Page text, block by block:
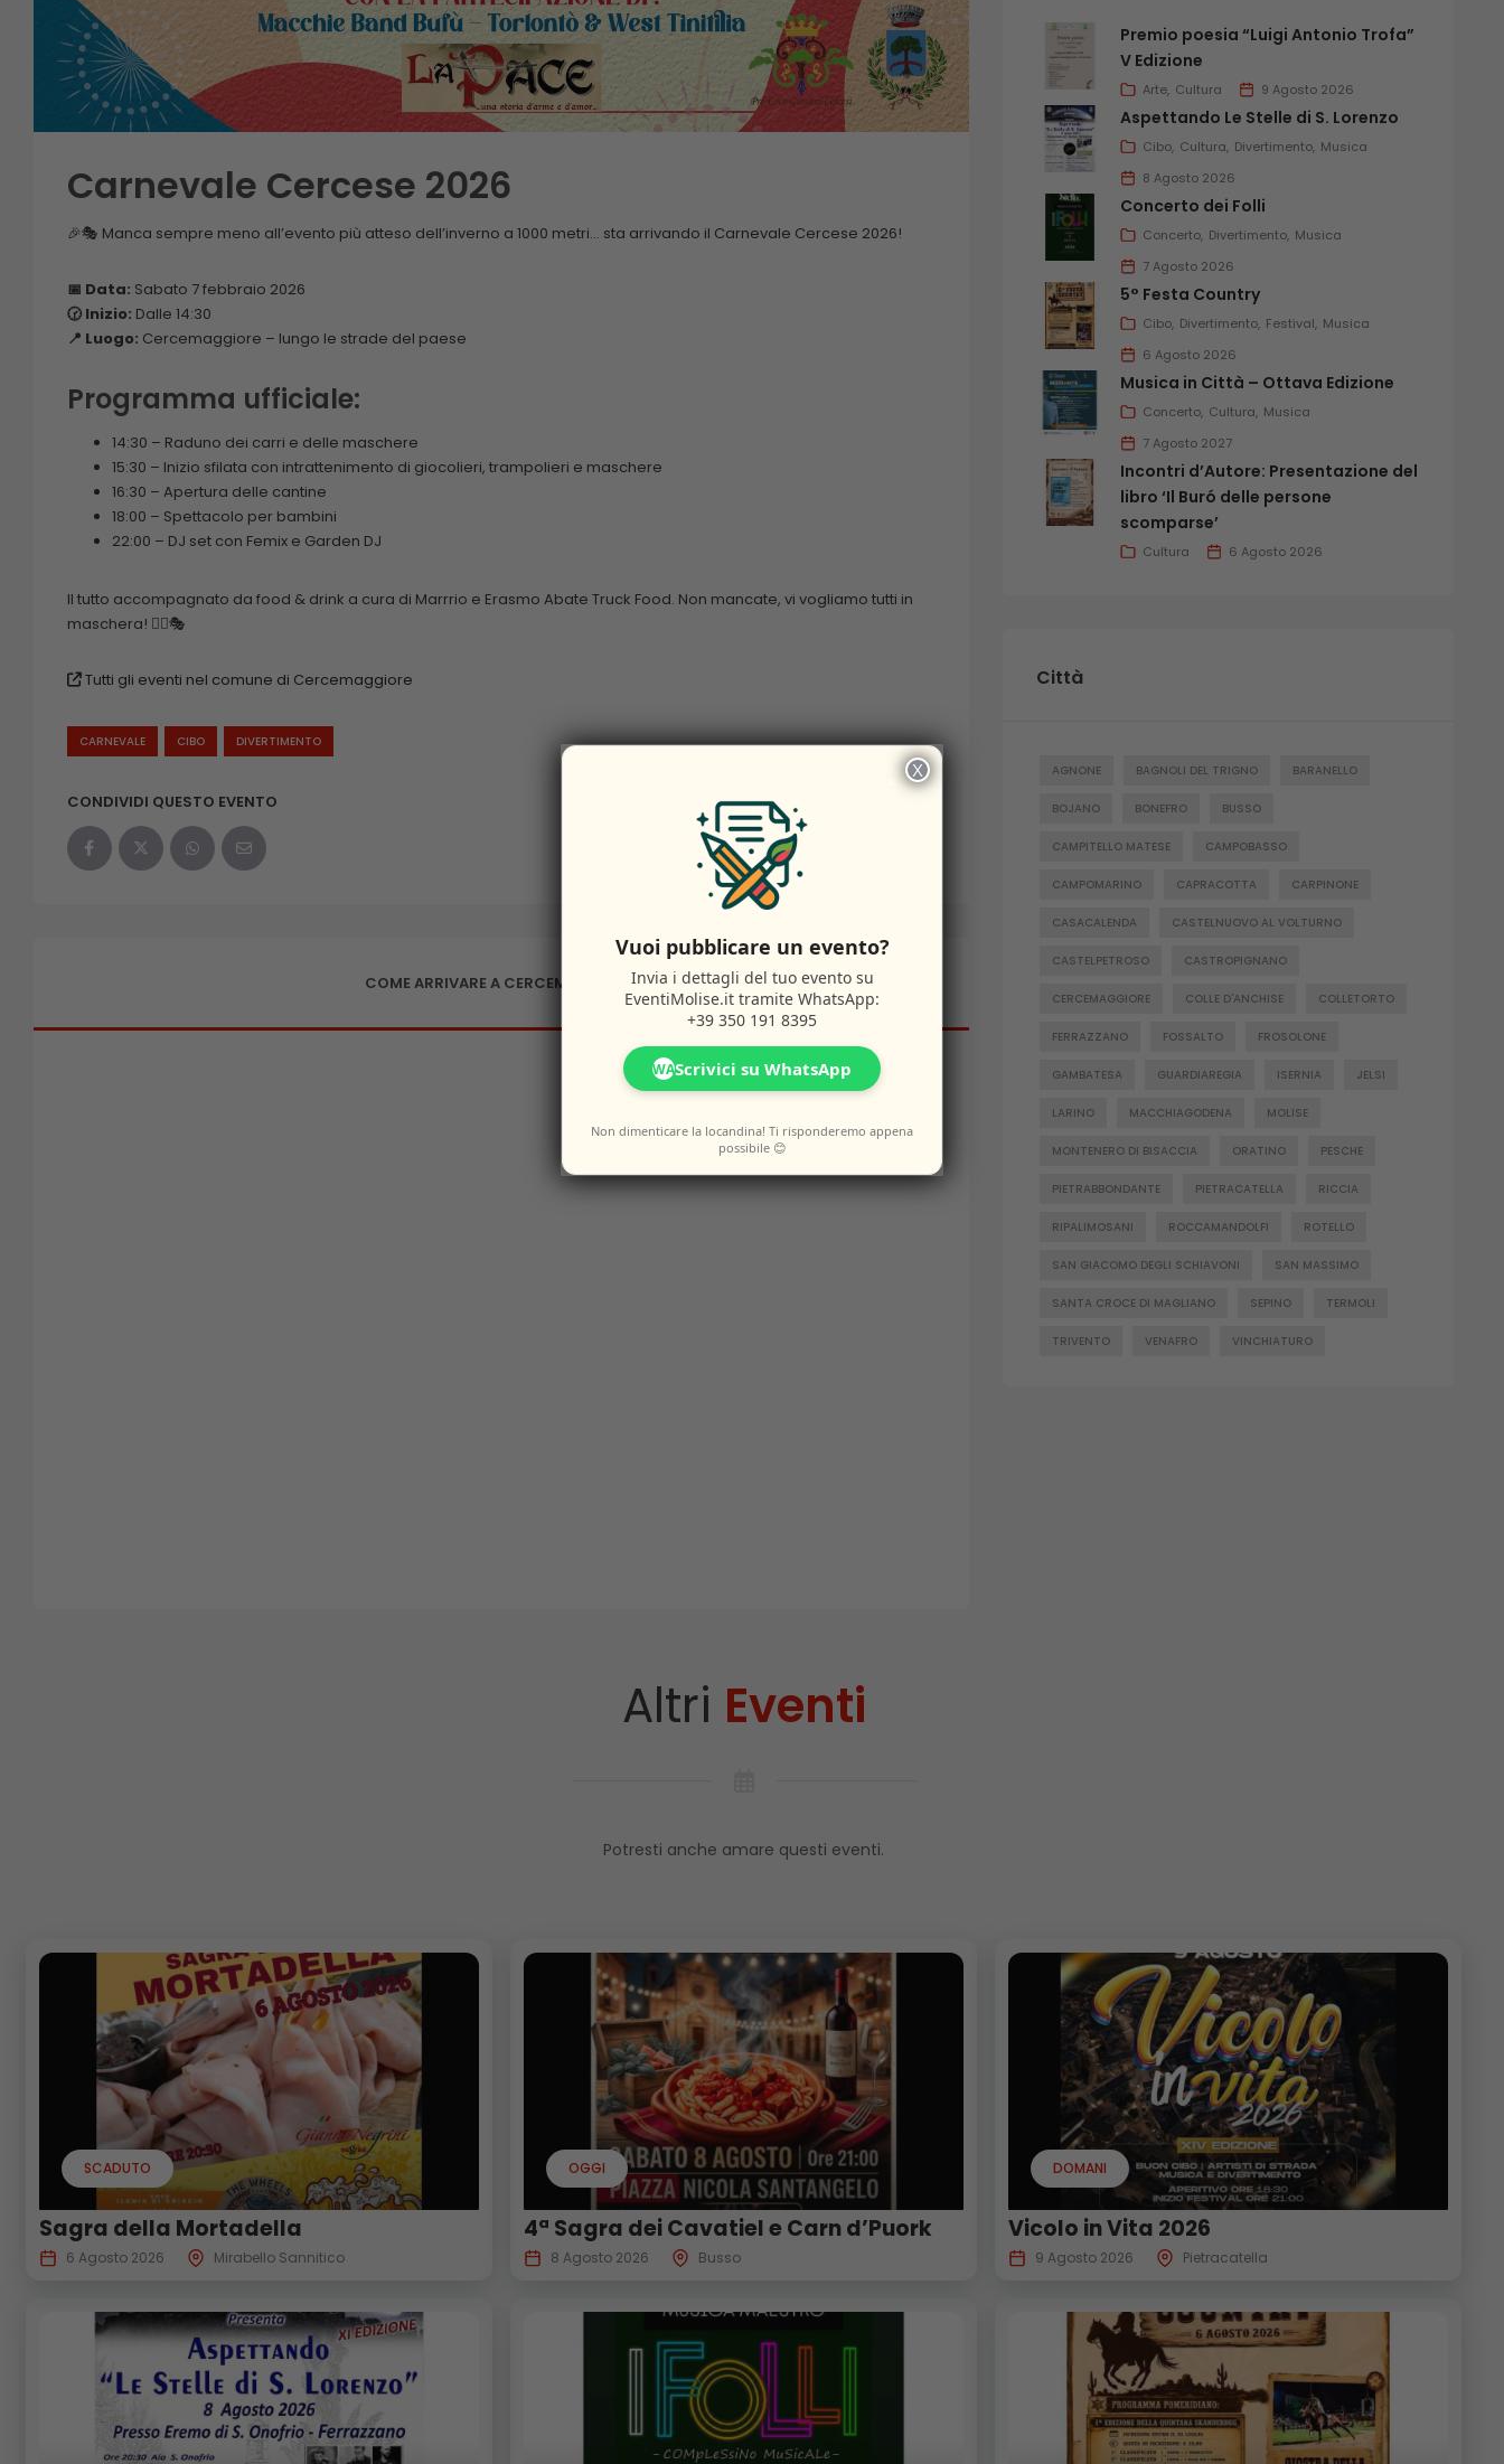
Carnevale Cercese 2026
🎉🎭 Manca sempre meno all’evento più atteso dell’inverno a 1000 metri… sta arrivando il Carnevale Cercese 2026!
📅 Data: Sabato 7 febbraio 2026
🕝 Inizio: Dalle 14:30
📍 Luogo: Cercemaggiore – lungo le strade del paese
Programma ufficiale:
14:30 – Raduno dei carri e delle maschere
15:30 – Inizio sfilata con intrattenimento di giocolieri, trampolieri e maschere
16:30 – Apertura delle cantine
18:00 – Spettacolo per bambini
22:00 – DJ set con Femix e Garden DJ
Il tutto accompagnato da food & drink a cura di Marrrio e Erasmo Abate Truck Food. Non mancate, vi vogliamo tutti in
maschera! 🦸‍♂️🎭
Tutti gli eventi nel comune di Cercemaggiore
CARNEVALE CIBO DIVERTIMENTO
CONDIVIDI QUESTO EVENTO
COME ARRIVARE A CERCEMAGGIORE
Premio poesia “Luigi Antonio Trofa”
V Edizione
Arte Cultura 9 Agosto 2026
Aspettando Le Stelle di S. Lorenzo
Cibo Cultura Divertimento Musica
8 Agosto 2026
Concerto dei Folli
Concerto Divertimento Musica
7 Agosto 2026
5° Festa Country
Cibo Divertimento Festival Musica
6 Agosto 2026
Musica in Città – Ottava Edizione
Concerto Cultura Musica
7 Agosto 2027
Incontri d’Autore: Presentazione del
libro ‘Il Buró delle persone
scomparse’
Cultura 6 Agosto 2026
Città
AGNONE BAGNOLI DEL TRIGNO BARANELLO
BOJANO BONEFRO BUSSO
CAMPITELLO MATESE CAMPOBASSO
CAMPOMARINO CAPRACOTTA CARPINONE
CASACALENDA CASTELNUOVO AL VOLTURNO
CASTELPETROSO CASTROPIGNANO
CERCEMAGGIORE COLLE D'ANCHISE COLLETORTO
FERRAZZANO FOSSALTO FROSOLONE
GAMBATESA GUARDIAREGIA ISERNIA JELSI
LARINO MACCHIAGODENA MOLISE
MONTENERO DI BISACCIA ORATINO PESCHE
PIETRABBONDANTE PIETRACATELLA RICCIA
RIPALIMOSANI ROCCAMANDOLFI ROTELLO
SAN GIACOMO DEGLI SCHIAVONI SAN MASSIMO
SANTA CROCE DI MAGLIANO SEPINO TERMOLI
TRIVENTO VENAFRO VINCHIATURO
Altri Eventi
Potresti anche amare questi eventi.
SCADUTO
Sagra della Mortadella
6 Agosto 2026 Mirabello Sannitico
OGGI
4ª Sagra dei Cavatiel e Carn d’Puork
8 Agosto 2026 Busso
DOMANI
Vicolo in Vita 2026
9 Agosto 2026 Pietracatella
×
Vuoi pubblicare un evento?
Invia i dettagli del tuo evento su
EventiMolise.it tramite WhatsApp:
+39 350 191 8395
WAScrivici su WhatsApp
Non dimenticare la locandina! Ti risponderemo appena
possibile 😊
X